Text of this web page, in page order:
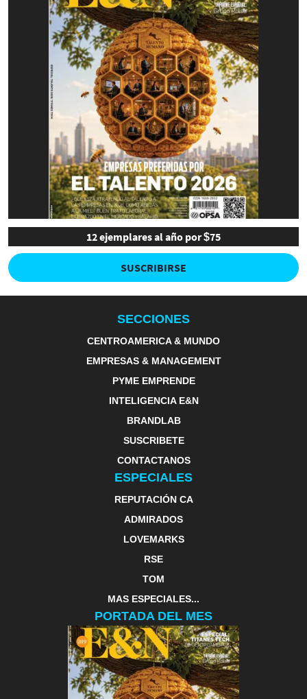
12 ejemplares al año por $75
SUSCRIBIRSE
SECCIONES
CENTROAMERICA & MUNDO
EMPRESAS & MANAGEMENT
PYME EMPRENDE
INTELIGENCIA E&N
BRANDLAB
SUSCRIBETE
CONTACTANOS
ESPECIALES
REPUTACIÓN CA
ADMIRADOS
LOVEMARKS
RSE
TOM
MAS ESPECIALES...
PORTADA DEL MES